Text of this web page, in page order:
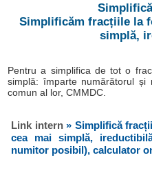
Simplificăm fracțiile la
simplă,
Pentru a simplifica de tot o
simplă: împarte numărătorul
comun al lor, CMMDC.
Link intern» Simplifică
cea mai simplă,
numitor posibil), calculator